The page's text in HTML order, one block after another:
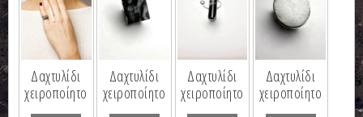
Δαχτυλίδι
χειροποίητο
Δαχτυλίδι
χειροποίητο
Δαχτυλίδι
χειροποίητο
Δαχτυλίδι
χειροποίητο